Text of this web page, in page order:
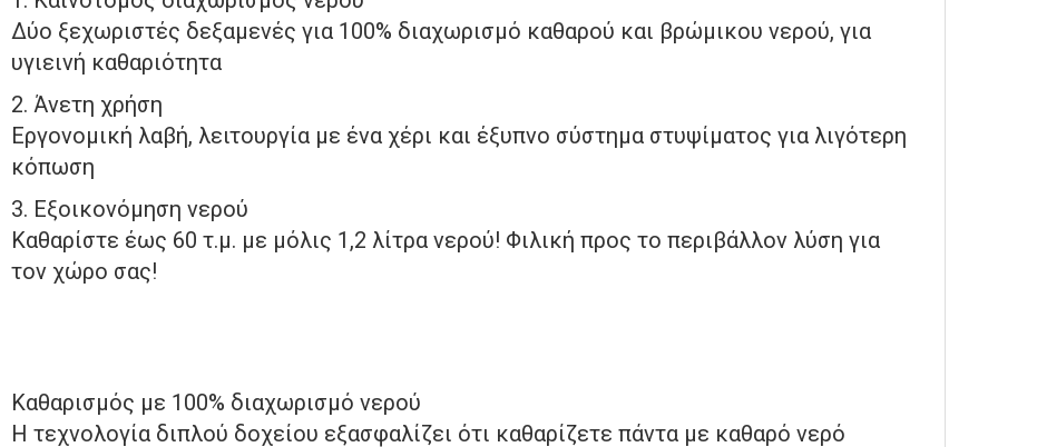
Δύο ξεχωριστές δεξαμενές για 100% διαχωρισμό καθαρού και βρώμικου νερού, για
υγιεινή καθαριότητα
2. Άνετη χρήση
Εργονομική λαβή, λειτουργία με ένα χέρι και έξυπνο σύστημα στυψίματος για λιγότερη
κόπωση
3. Εξοικονόμηση νερού
Καθαρίστε έως 60 τ.μ. με μόλις 1,2 λίτρα νερού! Φιλική προς το περιβάλλον λύση για
τον χώρο σας!
Καθαρισμός με 100% διαχωρισμό νερού
Η τεχνολογία διπλού δοχείου εξασφαλίζει ότι καθαρίζετε πάντα με καθαρό νερό